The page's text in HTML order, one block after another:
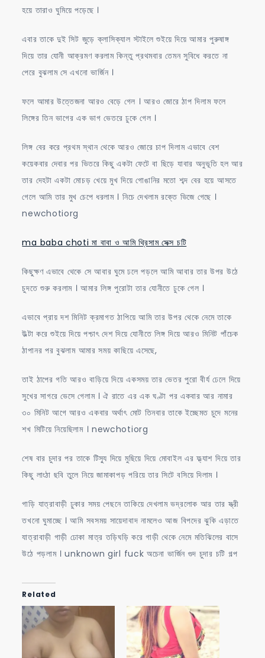
হয়ে তারাও ঘুমিয়ে পড়েছে ।
এবার তাকে দুই সিট জুড়ে ক্লাসিক্যাল স্টাইলে শুইয়ে দিয়ে আমার পুরুষাঙ্গ
দিয়ে তার যোনী আক্রমণ করলাম কিন্তু প্রথমবার তেমন সুবিধে করতে না
পেরে বুঝলাম সে এখনো ভার্জিন ।
ফলে আমার উত্তেজনা আরও বেড়ে গেল । আরও জোরে ঠাপ দিলাম ফলে
লিঙ্গের তিন ভাগের এক ভাগ ভেতরে ঢুকে গেল ।
লিঙ্গ বের করে প্রথম স্থান থেকে আরও জোরে চাপ দিলাম এভাবে বেশ
কয়েকবার দেবার পর ভিতরে কিছু একটা ফেটে বা ছিড়ে যাবার অনুভূতি হল আর
তার দেহটা একটা মোচড় খেয়ে মুখ দিয়ে গোঙানির মতো শব্দ বের হয়ে আসতে
গেলে আমি তার মুখ চেপে ধরলাম । নিচে দেখলাম রক্তে ভিজে গেছে ।
newchotiorg
ma baba choti মা বাবা ও আমি থ্রিসাম সেক্স চটি
কিছুক্ষণ এভাবে থেকে সে আবার ঘুমে ঢলে পড়লে আমি আবার তার উপর উঠে
চুদতে শুরু করলাম । আমার লিঙ্গ পুরোটা তার যোনীতে ঢুকে গেল ।
এভাবে প্রায় দশ মিনিট ক্রমাগত ঠাপিয়ে আমি তার উপর থেকে নেমে তাকে
উল্টা করে শুইয়ে দিয়ে পশ্চাৎ দেশ দিয়ে যোনীতে লিঙ্গ দিয়ে আরও মিনিট পাঁচেক
ঠাপানর পর বুঝলাম আমার সময় কাছিয়ে এসেছে,
তাই ঠাপের গতি আরও বাড়িয়ে দিয়ে একসময় তার ভেতর পুরো বীর্য ঢেলে দিয়ে
সুখের সাগরে ভেসে গেলাম । ঐ রাতে এর এক ঘণ্টা পর একবার আর নামার
৩০ মিনিট আগে আরও একবার অর্থাৎ মোট তিনবার তাকে ইচ্ছেমত চুদে মনের
শখ মিটিয়ে নিয়েছিলাম । newchotiorg
শেষ বার চুদার পর তাকে টিস্যু দিয়ে মুছিয়ে দিয়ে মোবাইল এর ফ্ল্যাশ দিয়ে তার
কিছু লাংঠা ছবি তুলে নিয়ে জামাকাপড় পরিয়ে তার সিটে বসিয়ে দিলাম ।
গাড়ি যাত্রাবাড়ী ঢুকার সময় পেছনে তাকিয়ে দেখলাম ভদ্রলোক আর তার স্ত্রী
তখনো ঘুমাচ্ছে । আমি সবসময় সায়েদাবাদ নামলেও আজ বিপদের ঝুকি এড়াতে
যাত্রাবাড়ী গাড়ী ঢোকা মাত্র তড়িঘড়ি করে গাড়ী থেকে নেমে মতিঝিলের বাসে
উঠে পড়লাম । unknown girl fuck অচেনা ভার্জিন গুদ চুদার চটি গল্প
Related